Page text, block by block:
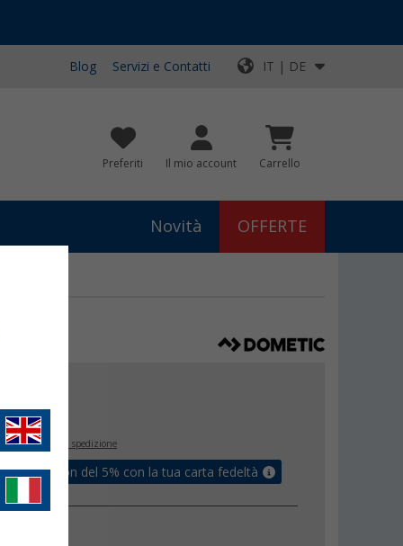
Blog Servizi e Contatti IT | DE
Preferiti Il mio account Carrello
Novità OFFERTE
+ Spese di spedizione
un coupon del 5% con la tua carta fedeltà